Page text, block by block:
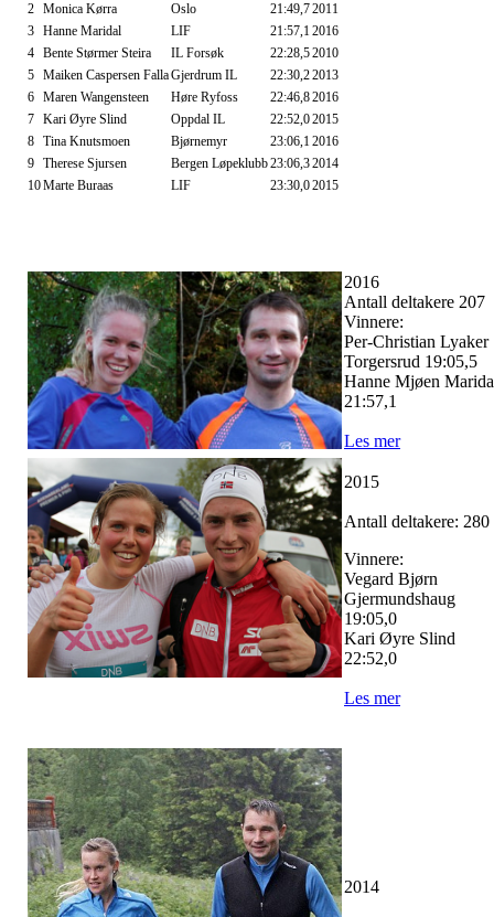
2 Monica Kørra Oslo 21:49,72011
3 Hanne Maridal LIF 21:57,12016
4 Bente Størmer Steira IL Forsøk 22:28,52010
5 Maiken Caspersen FallaGjerdrum IL 22:30,22013
6 Maren Wangensteen Høre Ryfoss 22:46,82016
7 Kari Øyre Slind Oppdal IL 22:52,02015
8 Tina Knutsmoen Bjørnemyr 23:06,12016
9 Therese Sjursen Bergen Løpeklubb23:06,32014
10Marte Buraas LIF 23:30,02015
2016
Antall deltakere 207
Vinnere:
Per-Christian Lyaker
Torgersrud 19:05,5
Hanne Mjøen
21:57,1
Les mer
2015
Antall deltakere: 280
Vinnere:
Vegard Bjørn
Gjermundshaug
19:05,0
Kari Øyre Slind
22:52,0
Les mer
2014